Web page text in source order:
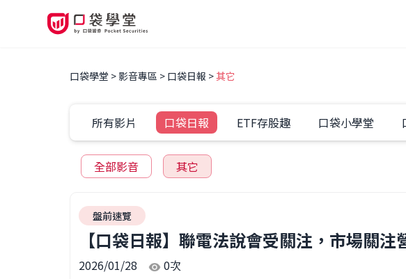
口袋學堂 影音專區 口袋日報 其它
所有影片 口袋日報 ETF存股趣 口袋小學堂
全部影音 其它
盤前速覽
【口袋日報】聯電法說會受關注，市場關
2026/01/28 0次